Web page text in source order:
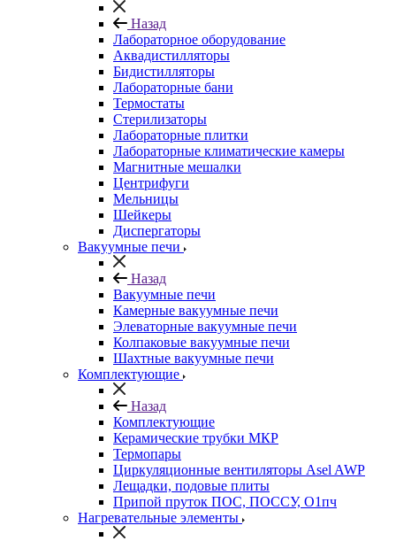
Назад
Лабораторное оборудование
Аквадистилляторы
Бидистилляторы
Лабораторные бани
Термостаты
Стерилизаторы
Лабораторные плитки
Лабораторные климатические камеры
Магнитные мешалки
Центрифуги
Мельницы
Шейкеры
Диспергаторы
Вакуумные печи
Назад
Вакуумные печи
Камерные вакуумные печи
Элеваторные вакуумные печи
Колпаковые вакуумные печи
Шахтные вакуумные печи
Комплектующие
Назад
Комплектующие
Керамические трубки МКР
Термопары
Циркуляционные вентиляторы Asel AWP
Лещадки, подовые плиты
Припой пруток ПОС, ПОССУ, О1пч
Нагревательные элементы